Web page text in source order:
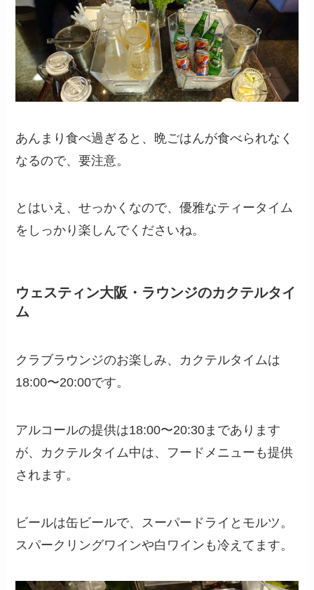
あんまり食べ過ぎると、晩ごはんが食べられなく
なるので、要注意。
とはいえ、せっかくなので、優雅なティータイム
をしっかり楽しんでくださいね。
ウェスティン大阪・ラウンジのカクテルタイ
ム
クラブラウンジのお楽しみ、カクテルタイムは
18:00〜20:00です。
アルコールの提供は18:00〜20:30まであります
が、カクテルタイム中は、フードメニューも提供
されます。
ビールは缶ビールで、スーパードライとモルツ。
スパークリングワインや白ワインも冷えてます。